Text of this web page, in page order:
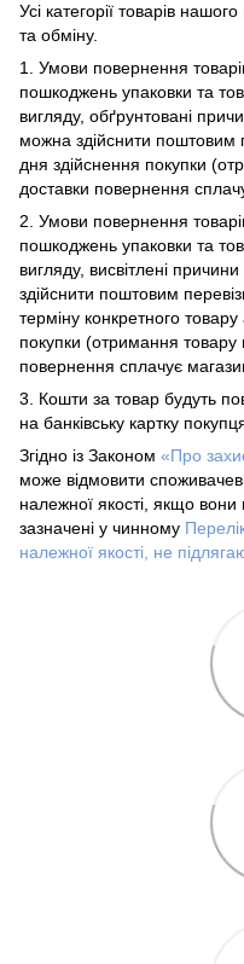
Усі категорії товарів
та обміну.
1. Умови повернення
пошкоджень упаковки та
вигляду, обґрунтовані
можна здійснити поштовим
дня здійснення покупки
доставки повернення
2. Умови повернення
пошкоджень упаковки та
вигляду, висвітлені
здійснити поштовим
терміну конкретного
покупки (отримання товару
повернення сплачує
3. Кошти за товар будуть
на банківську картку
Згідно із Законом «Про
може відмовити
належної якості, якщо вони
зазначені у чинному
належної якості, не